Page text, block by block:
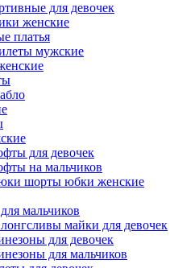
для девочек
женские
платья
мужские
для девочек
на мальчиков
шорты юбки женские
мальчиков
майки для девочек
для девочек
для мальчиков